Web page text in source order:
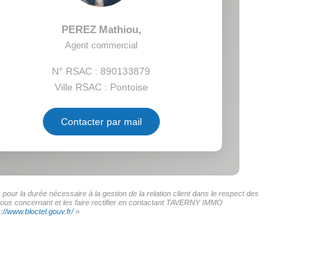
PEREZ Mathiou,
Agent commercial
N° RSAC : 890133879
Ville RSAC : Pontoise
Contacter par mail
la durée nécessaire à la gestion de la relation client dans le respect des
concernant et les faire rectifier en contactant TAVERNY IMMO
www.bloctel.gouv.fr/»